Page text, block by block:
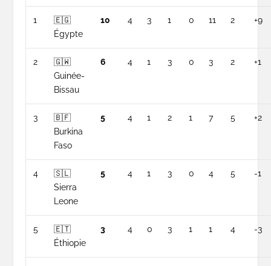
1
🇪🇬
Égypte
10 4 3 1 0 11 2 +9
2
🇬🇼
Guinée-
Bissau
6 4 1 3 0 3 2 +1
3
🇧🇫
Burkina
Faso
5 4 1 2 1 7 5 +2
4
🇸🇱
Sierra
Leone
5 4 1 3 0 4 5 -1
5
🇪🇹
Éthiopie
3 4 0 3 1 1 4 -3